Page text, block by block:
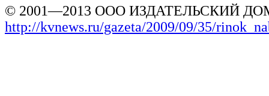
© 2001—2013 ООО ИЗДАТЕЛЬСКИЙ
http://kvnews.ru/gazeta/2009/09/35/